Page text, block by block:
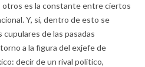
otros es la constante entre ciertos
Y, sí, dentro de esto se
de las pasadas
a la figura del exjefe de
decir de un rival político,